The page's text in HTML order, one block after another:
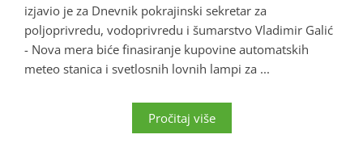
izjavio je za Dnevnik pokrajinski sekretar za
poljoprivredu, vodoprivredu i šumarstvo Vladimir Galić
- Nova mera biće finasiranje kupovine automatskih
meteo stanica i svetlosnih lovnih lampi za ...
Pročitaj više